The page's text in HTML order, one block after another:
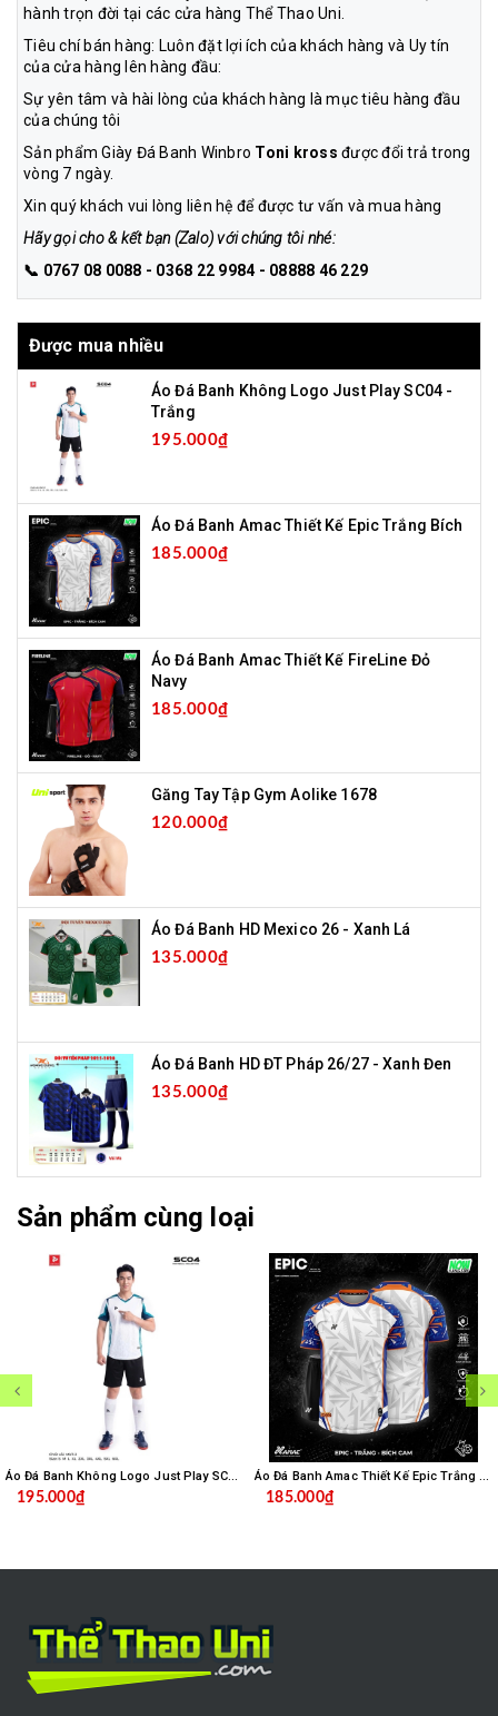
hành trọn đời tại các cửa hàng Thể Thao Uni.
Tiêu chí bán hàng: Luôn đặt lợi ích của khách hàng và Uy tín
của cửa hàng lên hàng đầu:
Sự yên tâm và hài lòng của khách hàng là mục tiêu hàng đầu
của chúng tôi
Sản phẩm Giày Đá Banh Winbro Toni kross được đổi trả trong
vòng 7 ngày.
Xin quý khách vui lòng liên hệ để được tư vấn và mua hàng
Hãy gọi cho & kết bạn (Zalo) với chúng tôi nhé:
📞 0767 08 0088 - 0368 22 9984 - 08888 46 229
Được mua nhiều
Áo Đá Banh Không Logo Just Play SC04 -
Trắng
195.000₫
Áo Đá Banh Amac Thiết Kế Epic Trắng Bích
185.000₫
Áo Đá Banh Amac Thiết Kế FireLine Đỏ
Navy
185.000₫
Găng Tay Tập Gym Aolike 1678
120.000₫
Áo Đá Banh HD Mexico 26 - Xanh Lá
135.000₫
Áo Đá Banh HD ĐT Pháp 26/27 - Xanh Đen
135.000₫
Sản phẩm cùng loại
Áo Đá Banh Không Logo Just Play SC04 - Trắng
195.000₫ 185.000₫